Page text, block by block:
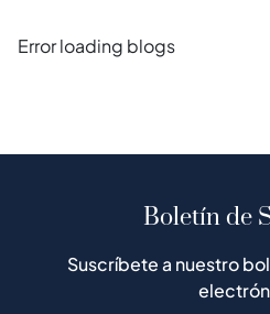
Error loading blogs
Boletín de
Suscríbete a nuestro